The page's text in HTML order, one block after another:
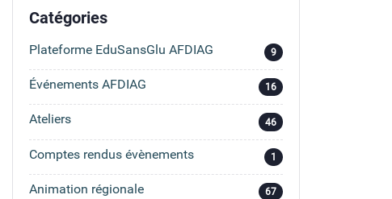
Catégories
Plateforme EduSansGlu AFDIAG 9
Événements AFDIAG 16
Ateliers 46
Comptes rendus évènements 1
Animation régionale 67